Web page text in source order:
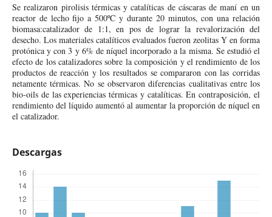
Se realizaron pirolisis térmicas y catalíticas de cáscaras de maní en un
reactor de lecho fijo a 500ºC y durante 20 minutos, con una relación
biomasa:catalizador de 1:1, en pos de lograr la revalorización del
desecho. Los materiales catalíticos evaluados fueron zeolitas Y en forma
protónica y con 3 y 6% de níquel incorporado a la misma. Se estudió el
efecto de los catalizadores sobre la composición y el rendimiento de los
productos de reacción y los resultados se compararon con las corridas
netamente térmicas. No se observaron diferencias cualitativas entre los
bio-oils de las experiencias térmicas y catalíticas. En contraposición, el
rendimiento del líquido aumentó al aumentar la proporción de níquel en
el catalizador.
Descargas